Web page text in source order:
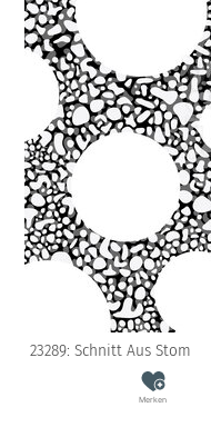
23289: Schnitt Aus Stom
Merken